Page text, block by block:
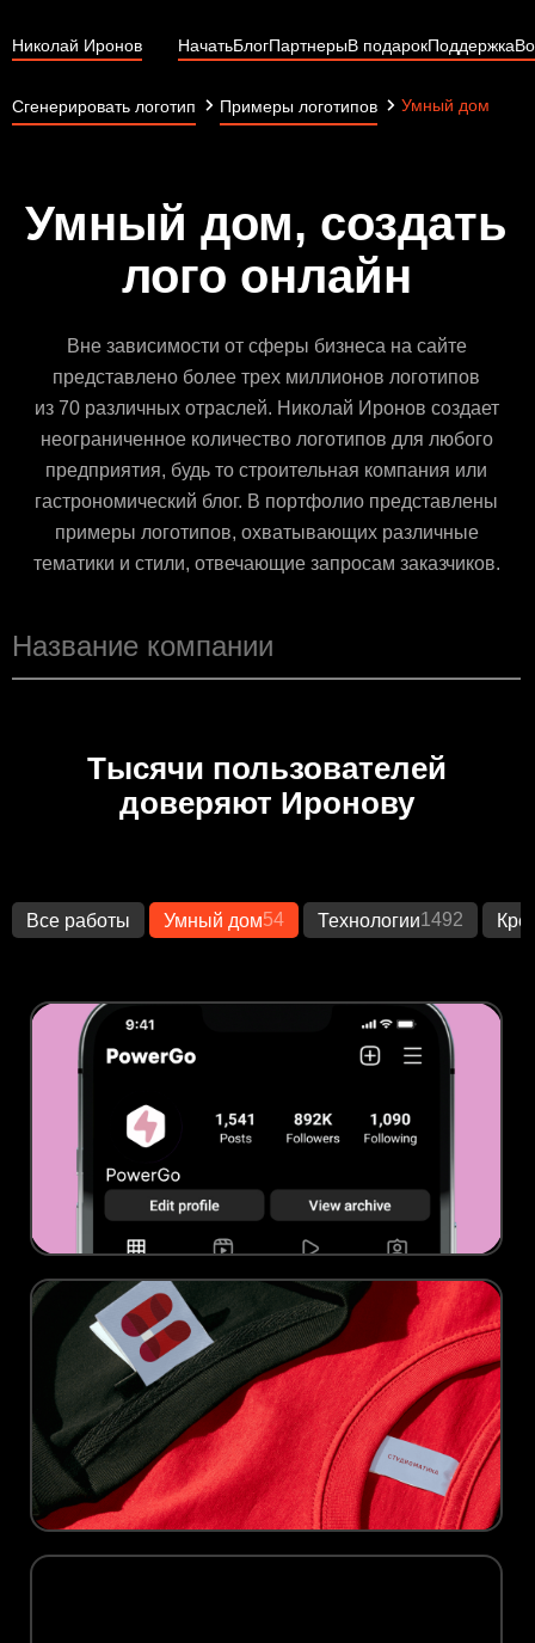
Николай Иронов НачатьБлогПартнерыВ подарокПоддержка
Сгенерировать логотип Примеры логотипов Умный дом
Умный дом, создать
лого онлайн
Вне зависимости от сферы бизнеса на сайте
представлено более трех миллионов логотипов
из 70 различных отраслей. Николай Иронов создает
неограниченное количество логотипов для любого
предприятия, будь то строительная компания или
гастрономический блог. В портфолио представлены
примеры логотипов, охватывающих различные
тематики и стили, отвечающие запросам заказчиков.
Тысячи пользователей
доверяют Иронову
Все работы Умный дом54 Технологии1492